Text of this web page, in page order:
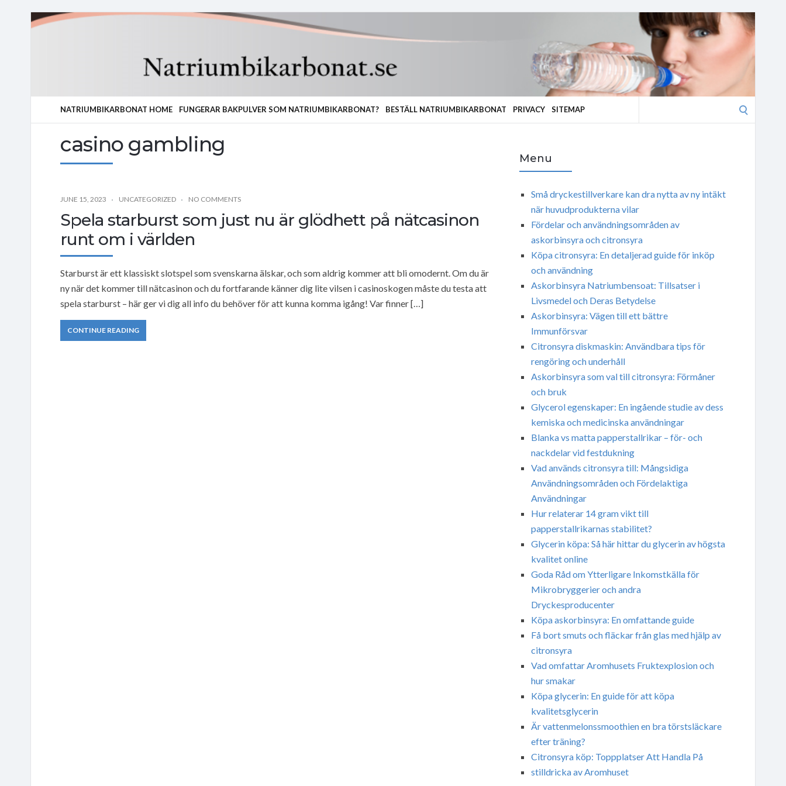
NATRIUMBIKARBONAT HOME FUNGERAR BAKPULVER SOM NATRIUMBIKARBONAT? BESTÄLL NATRIUMBIKARBONAT PRIVACY SITEMAP
casino gambling
JUNE 15, 2023 UNCATEGORIZED NO COMMENTS
Spela starburst som just nu är glödhett på nätcasinon
runt om i världen
Starburst är ett klassiskt slotspel som svenskarna älskar, och som aldrig kommer att bli omodernt. Om du är
ny när det kommer till nätcasinon och du fortfarande känner dig lite vilsen i casinoskogen måste du testa att
spela starburst – här ger vi dig all info du behöver för att kunna komma igång! Var finner […]
CONTINUE READING
Menu
Små dryckestillverkare kan dra nytta av ny intäkt
när huvudprodukterna vilar
Fördelar och användningsområden av
askorbinsyra och citronsyra
Köpa citronsyra: En detaljerad guide för inköp
och användning
Askorbinsyra Natriumbensoat: Tillsatser i
Livsmedel och Deras Betydelse
Askorbinsyra: Vägen till ett bättre
Immunförsvar
Citronsyra diskmaskin: Användbara tips för
rengöring och underhåll
Askorbinsyra som val till citronsyra: Förmåner
och bruk
Glycerol egenskaper: En ingående studie av dess
kemiska och medicinska användningar
Blanka vs matta papperstallrikar – för- och
nackdelar vid festdukning
Vad används citronsyra till: Mångsidiga
Användningsområden och Fördelaktiga
Användningar
Hur relaterar 14 gram vikt till
papperstallrikarnas stabilitet?
Glycerin köpa: Så här hittar du glycerin av högsta
kvalitet online
Goda Råd om Ytterligare Inkomstkälla för
Mikrobryggerier och andra
Dryckesproducenter
Köpa askorbinsyra: En omfattande guide
Få bort smuts och fläckar från glas med hjälp av
citronsyra
Vad omfattar Aromhusets Fruktexplosion och
hur smakar
Köpa glycerin: En guide för att köpa
kvalitetsglycerin
Är vattenmelonssmoothien en bra törstsläckare
efter träning?
Citronsyra köp: Toppplatser Att Handla På
stilldricka av Aromhuset